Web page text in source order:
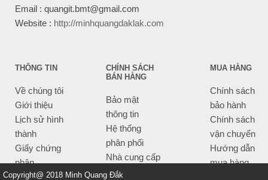
Email : quangit.bmt@gmail.com
Website : http://minhquangdaklak.com
THÔNG TIN
Về chúng tôi
Giới thiệu
Lịch sử hình
thành
Giấy chứng
nhận
CHÍNH SÁCH
BÁN HÀNG
Bảo mật
thông tin
Hệ thống
phân phối
Nhà cung cấp
Tiêu chí bán
MUA HÀNG
Chính sách
bảo hành
Chính sách
vận chuyển
Hướng dẫn
mua hàng
Copyright@ 2018 Minh Quang Đắk